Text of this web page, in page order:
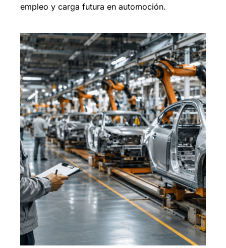
empleo y carga futura en automoción.